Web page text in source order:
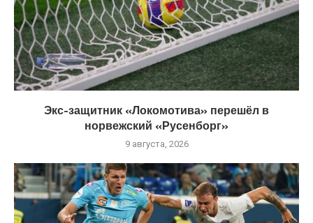
Экс-защитник «Локомотива» перешёл в
норвежский «Русенборг»
9 августа, 2026